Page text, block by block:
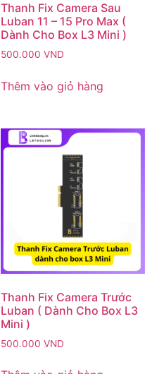
Thanh Fix Camera Sau
Luban 11 – 15 Pro Max (
Dành Cho Box L3 Mini )
500.000 VND
Thêm vào giỏ hàng
Thanh Fix Camera Trước
Luban ( Dành Cho Box L3
Mini )
500.000 VND